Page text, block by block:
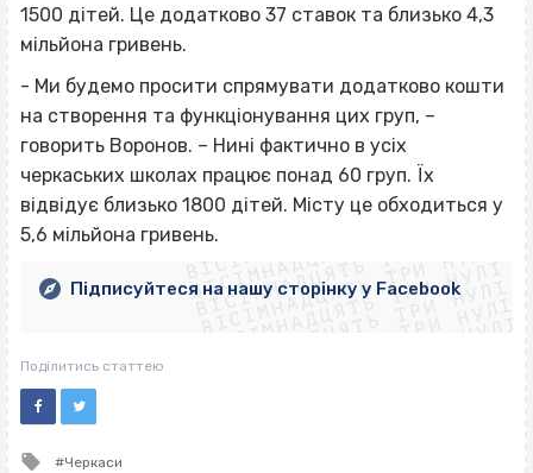
1500 дітей. Це додатково 37 ставок та близько 4,3
мільйона гривень.
- Ми будемо просити спрямувати додатково кошти
на створення та функціонування цих груп, –
говорить Воронов. – Нині фактично в усіх
черкаських школах працює понад 60 груп. Їх
відвідує близько 1800 дітей. Місту це обходиться у
5,6 мільйона гривень.ВІСІМНАДЦЯТЬ ТРИ НУЛІ
ВІСІМНАДЦЯТЬ ТРИ НУЛІ
ВІСІМНАДЦЯТЬ ТРИ НУЛІ
ВІСІМНАДЦЯТЬ ТРИ НУЛІ
ВІСІМНАДЦЯТЬ ТРИ НУЛІ
ВІСІМНАДЦЯТЬ ТРИ НУЛІ
ВІСІМНАДЦЯТЬ ТРИ НУЛІ
ВІСІМНАДЦЯТЬ ТРИ НУЛІ
Підписуйтеся на нашу сторінку у Facebook
Поділитись статтею
Tagged
Черкаси